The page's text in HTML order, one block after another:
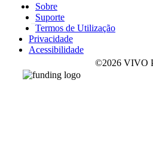
Sobre
Suporte
Termos de Utilização
Privacidade
Acessibilidade
©2026 VIVO